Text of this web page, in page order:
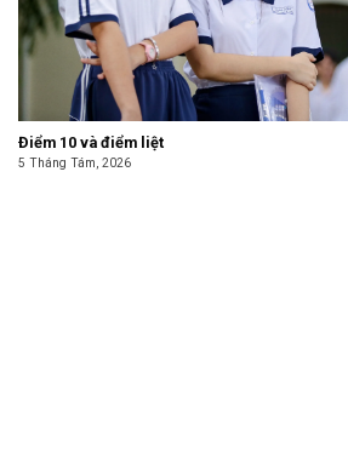
Điểm 10 và điểm liệt
5 Tháng Tám, 2026